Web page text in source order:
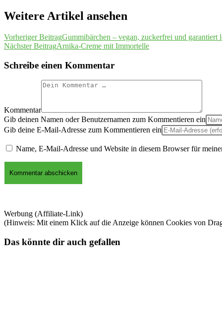
Weitere Artikel ansehen
Vorheriger BeitragGummibärchen – vegan, zuckerfrei und garantiert
Nächster BeitragArnika-Creme mit Immortelle
Schreibe einen Kommentar
Kommentar
Gib deinen Namen oder Benutzernamen zum Kommentieren ein
Gib deine E-Mail-Adresse zum Kommentieren ein
Name, E-Mail-Adresse und Website in diesem Browser für
Werbung (Affiliate-Link)
(Hinweis: Mit einem Klick auf die Anzeige können Cookies von
Das könnte dir auch gefallen